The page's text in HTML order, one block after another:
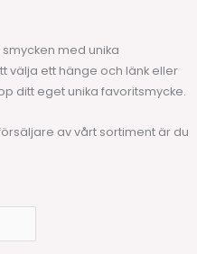
med unika
välja ett hänge och länk eller
ditt eget unika favoritsmycke.
av vårt sortiment är du